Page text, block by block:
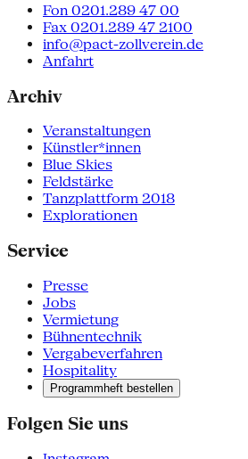
Fon 0201.289 47 00
Fax 0201.289 47 2100
info@pact-zollverein.de
Anfahrt
Archiv
Veranstaltungen
Künstler*innen
Blue Skies
Feldstärke
Tanzplattform 2018
Explorationen
Service
Presse
Jobs
Vermietung
Bühnentechnik
Vergabeverfahren
Hospitality
Programmheft bestellen
Folgen Sie uns